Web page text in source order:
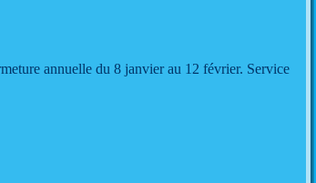
annuelle du 8 janvier au 12 février. Service